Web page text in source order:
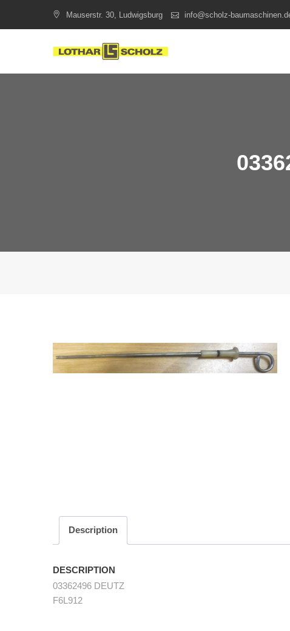
Mauserstr. 30, Ludwigsburg info@scholz-
Description
DESCRIPTION
03362496 DEUTZ
F6L912